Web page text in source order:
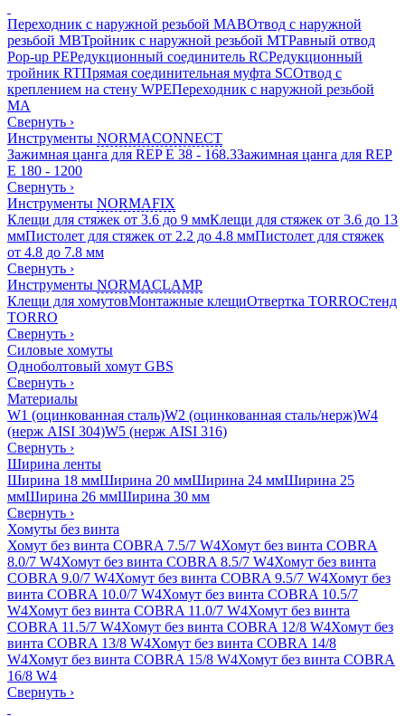
Переходник с наружной резьбой MABОтвод с наружной
резьбой MBТройник с наружной резьбой MTРавный отвод
Pop-up PEРедукционный соединитель RCРедукционный
тройник RTПрямая соединительная муфта SCОтвод с
креплением на стену WPEПереходник с наружной резьбой
MA
Свернуть ›
Инструменты NORMACONNECT
Зажимная цанга для REP E 38 - 168.3Зажимная цанга для REP
E 180 - 1200
Свернуть ›
Инструменты NORMAFIX
Клещи для стяжек от 3.6 до 9 ммКлещи для стяжек от 3.6 до 13
ммПистолет для стяжек от 2.2 до 4.8 ммПистолет для стяжек
от 4.8 до 7.8 мм
Свернуть ›
Инструменты NORMACLAMP
Клещи для хомутовМонтажные клещиОтвертка TORROСтенд
TORRO
Свернуть ›
Силовые хомуты
Одноболтовый хомут GBS
Свернуть ›
Материалы
W1 (оцинкованная сталь)W2 (оцинкованная сталь/нерж)W4
(нерж AISI 304)W5 (нерж AISI 316)
Свернуть ›
Ширина ленты
Ширина 18 ммШирина 20 ммШирина 24 ммШирина 25
ммШирина 26 ммШирина 30 мм
Свернуть ›
Хомуты без винта
Хомут без винта COBRA 7.5/7 W4Хомут без винта COBRA
8.0/7 W4Хомут без винта COBRA 8.5/7 W4Хомут без винта
COBRA 9.0/7 W4Хомут без винта COBRA 9.5/7 W4Хомут без
винта COBRA 10.0/7 W4Хомут без винта COBRA 10.5/7
W4Хомут без винта COBRA 11.0/7 W4Хомут без винта
COBRA 11.5/7 W4Хомут без винта COBRA 12/8 W4Хомут без
винта COBRA 13/8 W4Хомут без винта COBRA 14/8
W4Хомут без винта COBRA 15/8 W4Хомут без винта COBRA
16/8 W4
Свернуть ›